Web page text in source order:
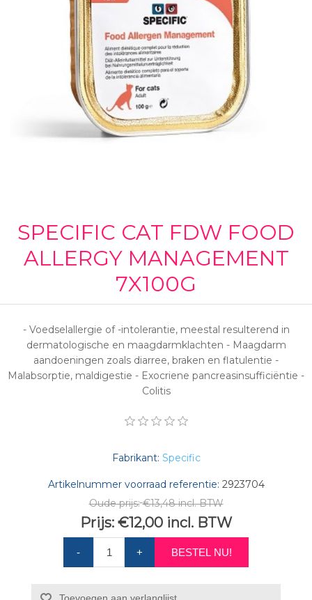
SPECIFIC CAT FDW FOOD
ALLERGY MANAGEMENT
7X100G
- Voedselallergie of -intolerantie, meestal resulterend in
dermatologische en maagdarmklachten - Maagdarm
aandoeningen zoals diarree, braken en flatulentie -
Malabsorptie, maldigestie - Exocriene pancreasinsufficiëntie -
Colitis
Fabrikant: Specific
Artikelnummer voorraad referentie: 2923704
Oude prijs: €13,48 incl. BTW
Prijs: €12,00 incl. BTW
- + BESTEL NU!